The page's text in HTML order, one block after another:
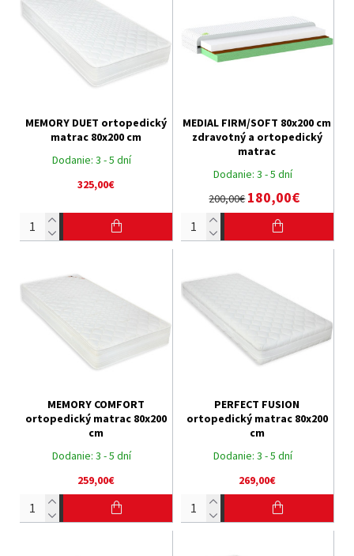
Dodanie: 3 - 5 dní
MEMORY DUET ortopedický
matrac 80x200 cm
325,00€
Dodanie: 3 - 5 dní
MEDIAL FIRM/SOFT 80x200 cm
zdravotný a ortopedický
matrac
200,00€180,00€
Dodanie: 3 - 5 dní
MEMORY COMFORT
ortopedický matrac 80x200
cm
259,00€
Dodanie: 3 - 5 dní
PERFECT FUSION
ortopedický matrac 80x200
cm
269,00€